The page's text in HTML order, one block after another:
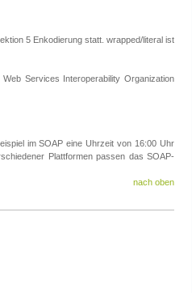
5 Enkodierung statt. wrapped/literal ist
Services Interoperability Organization
im SOAP eine Uhrzeit von 16:00 Uhr
Plattformen passen das SOAP-
nach oben